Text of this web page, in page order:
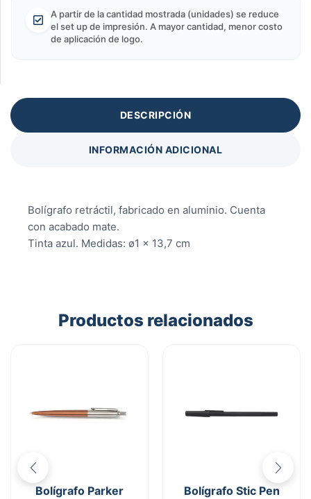
A partir de la cantidad mostrada (unidades) se reduce
el set up de impresión. A mayor cantidad, menor costo
de aplicación de logo.
DESCRIPCIÓN
INFORMACIÓN ADICIONAL
Bolígrafo retráctil, fabricado en aluminio. Cuenta
con acabado mate.
Tinta azul. Medidas: ø1 x 13,7 cm
Productos relacionados
Bolígrafo Parker
Bolígrafo Stic Pen